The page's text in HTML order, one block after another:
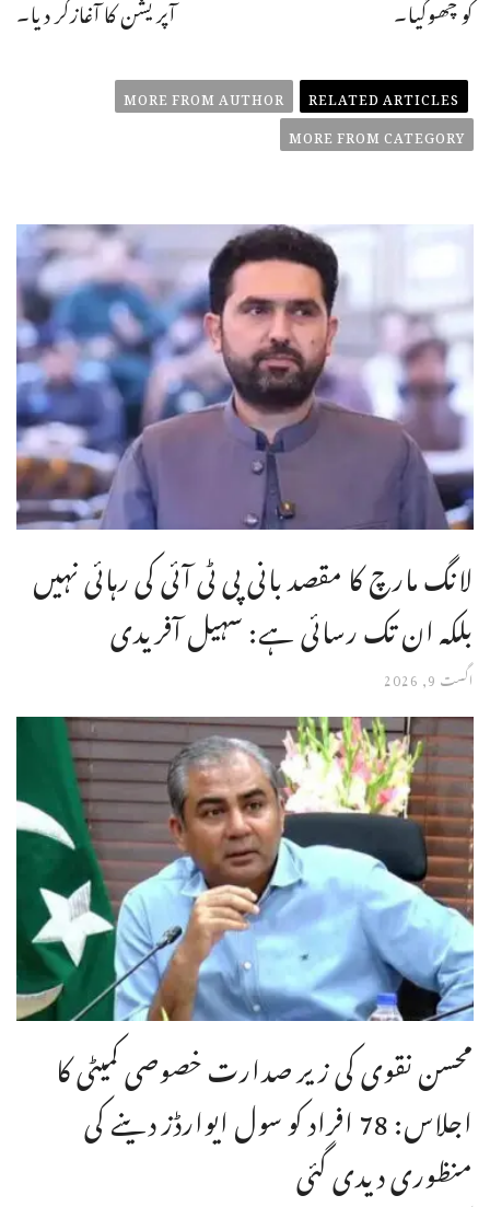
آپریشن کا آغازکر دیا۔
کو چھوگیا۔
RELATED ARTICLES
MORE FROM AUTHOR
MORE FROM CATEGORY
لانگ مارچ کا مقصد بانی پی ٹی آئی کی رہائی نہیں
بلکہ ان تک رسائی ہے: سہیل آفریدی
اگست 9, 2026
محسن نقوی کی زیر صدارت خصوصی کمیٹی کا
اجلاس: 78 افراد کو سول ایوارڈز دینے کی
منظوری دیدی گئی